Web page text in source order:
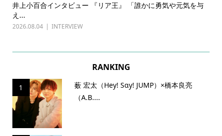
井上小百合インタビュー 『リア王』 「誰かに勇気や元気を与
え...
2026.08.04 INTERVIEW
RANKING
1
薮 宏太（Hey! Sɑy! JUMP）×橋本良亮
（A.B....